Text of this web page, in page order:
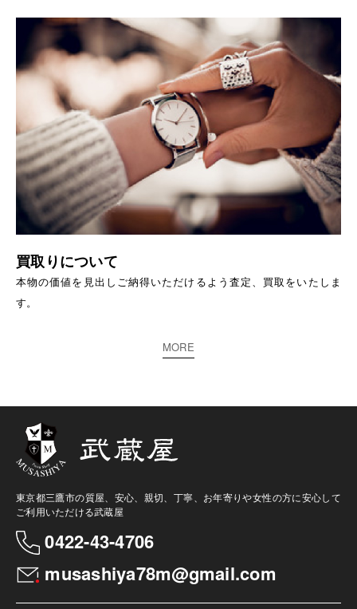
買取りについて
本物の価値を見出しご納得いただけるよう査定、買取をいたしま
す。
MORE
東京都三鷹市の質屋、安心、親切、丁寧、お年寄りや女性の方に安心して
ご利用いただける武蔵屋
0422-43-4706
musashiya78m@gmail.com